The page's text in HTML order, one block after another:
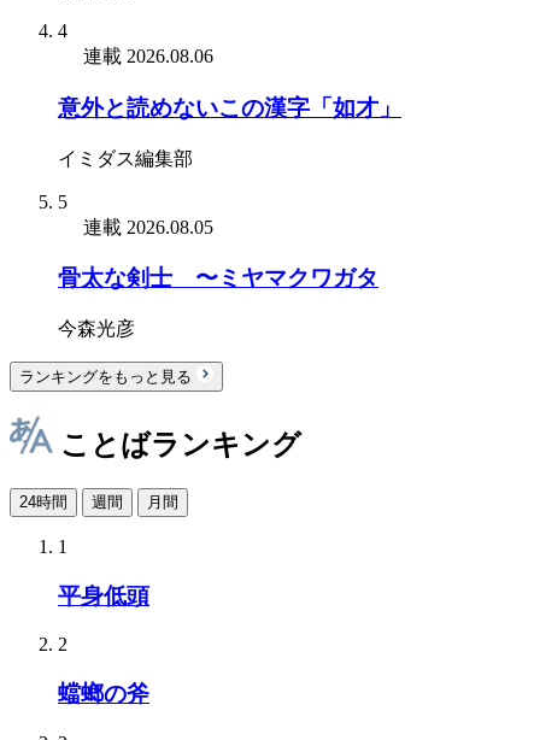
4
連載 2026.08.06
意外と読めないこの漢字「如才」
イミダス編集部
5
連載 2026.08.05
骨太な剣士 〜ミヤマクワガタ
今森光彦
ランキングをもっと見る
ことばランキング
24時間 週間 月間
1
平身低頭
2
蟷螂の斧